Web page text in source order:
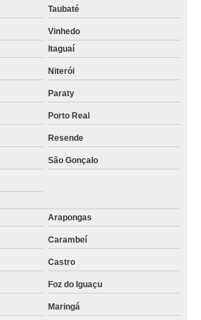
Paraty
Salesópolis
Taubaté
Vinhedo
Itaguaí
Niterói
Paraty
Porto Real
Resende
São Gonçalo
Arapongas
Carambeí
Castro
Foz do Iguaçu
Maringá